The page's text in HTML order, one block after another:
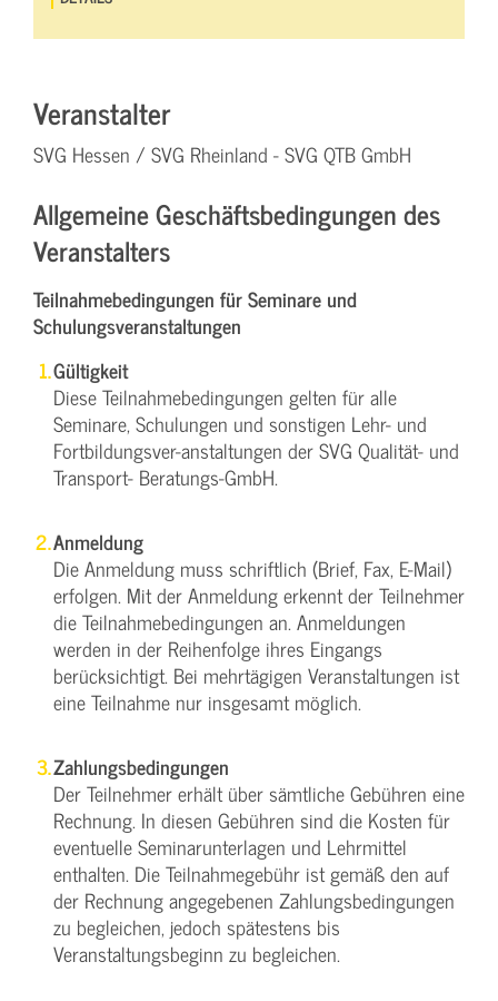
Veranstalter
SVG Hessen / SVG Rheinland - SVG QTB GmbH
Allgemeine Geschäftsbedingungen des
Veranstalters
Teilnahmebedingungen für Seminare und
Schulungsveranstaltungen
Gültigkeit
Diese Teilnahmebedingungen gelten für alle
Seminare, Schulungen und sonstigen Lehr- und
Fortbildungsver-anstaltungen der SVG Qualität- und
Transport- Beratungs-GmbH.
Anmeldung
Die Anmeldung muss schriftlich (Brief, Fax, E-Mail)
erfolgen. Mit der Anmeldung erkennt der Teilnehmer
die Teilnahmebedingungen an. Anmeldungen
werden in der Reihenfolge ihres Eingangs
berücksichtigt. Bei mehrtägigen Veranstaltungen ist
eine Teilnahme nur insgesamt möglich.
Zahlungsbedingungen
Der Teilnehmer erhält über sämtliche Gebühren eine
Rechnung. In diesen Gebühren sind die Kosten für
eventuelle Seminarunterlagen und Lehrmittel
enthalten. Die Teilnahmegebühr ist gemäß den auf
der Rechnung angegebenen Zahlungsbedingungen
zu begleichen, jedoch spätestens bis
Veranstaltungsbeginn zu begleichen.